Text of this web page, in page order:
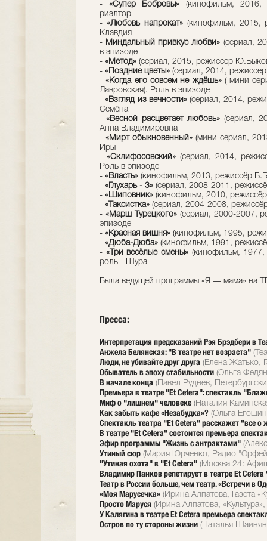
- «Супер Бобровы» (кинофильм, 2016,
риэлтор
- «Любовь напрокат»(кинофильм, 2015,
Клавдия
- Миндальный привкус любви» (сериал,
в эпизоде
- «Метод» (сериал, 2015, режиссер
- «Поздние цветы» (сериал, 2014,
-«Когда его совсем не ждёшь»( мини-
Лавровская). Роль в эпизоде
-«Взгляд из вечности»(сериал, 2014,
Семёна
-«Весной расцветает любовь» (сериал,
Анна Владимировна
- «Мирт обыкновенный» (мини-сериал,
Иры
- «Склифосовский» (сериал, 2014,
Роль в эпизоде
- «Власть» (кинофильм, 2013, режиссёр
- «Глухарь - 3» (сериал, 2008-2011,
- «Шиповник» (кинофильм, 2010,
- «Таксистка» (сериал, 2004-2008,
- «Марш Турецкого»(сериал, 2000-2007,
эпизоде
- «Красная вишня» (кинофильм, 1995,
- «Дюба-Дюба» (кинофильм, 1991,
- «Три весёлые смены»(кинофильм, 1977,
роль - Шура
Была ведущей программы «Я — мама» на
Пресса:
Интерпретация предсказаний Рэя Брэдбери в
Анжела Белянская: "В театре нет возраста"
Люди, не убивайте друг друга (Елена Жатько,
Обыватель в эпоху стабильности (Ольга
В начале конца (Павел Руднев,
Премьера в театре "Et Cetera": спектакль
Миф о "лишнем" человеке (Наталия
Как забыть кафе «Незабудка»? (Ольга
Спектакль театра "Et Cetera" расскажет "все
В театре "Et Cetera" состоится премьера
Эфир программы "Жизнь с антрактами"
Утиный сюр (Мария Юрченко, Радио
"Утиная охота" в "Et Cetera" (Москва 24:
Владимир Панков репетирует в театре Et
Театр в России больше, чем театр. «Встречи в
«Моя Марусечка» (Ирина Алпатова, Газета
Просто Маруся (Ирина Алпатова,
У Калягина в театре Et Cetera премьера
Остров по ту стороны жизни (Наталья